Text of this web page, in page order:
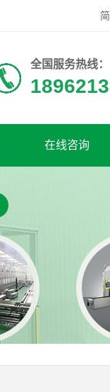
全国服务热线：
在线咨询